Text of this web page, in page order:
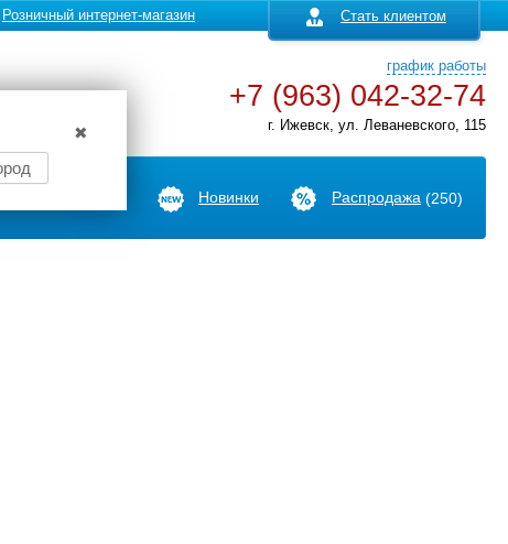
Стать клиентом
Розничный интернет-магазин
✖
график работы
+7 (963) 042-32-74
г. Ижевск, ул. Леваневского, 115
Новинки Распродажа (250)